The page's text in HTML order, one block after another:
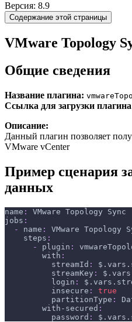
Версия: 8.9
Содержание этой страницы
VMware Topology
Общие сведения
Название плагина:
Ссылка для загрузки
Описание:
Данный плагин позволяет
VMware vCenter
Пример сценария
данных
name :
VMware Topology Sync
jobs :
-
name :
VMware Topology
steps :
-
plugin :
with :
streamId :
streamKey :
login :
insecure :
true
partitionType :
with-secured :
password :